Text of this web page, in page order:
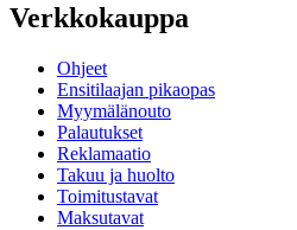
Verkkokauppa
Ohjeet
Ensitilaajan pikaopas
Myymälänouto
Palautukset
Reklamaatio
Takuu ja huolto
Toimitustavat
Maksutavat